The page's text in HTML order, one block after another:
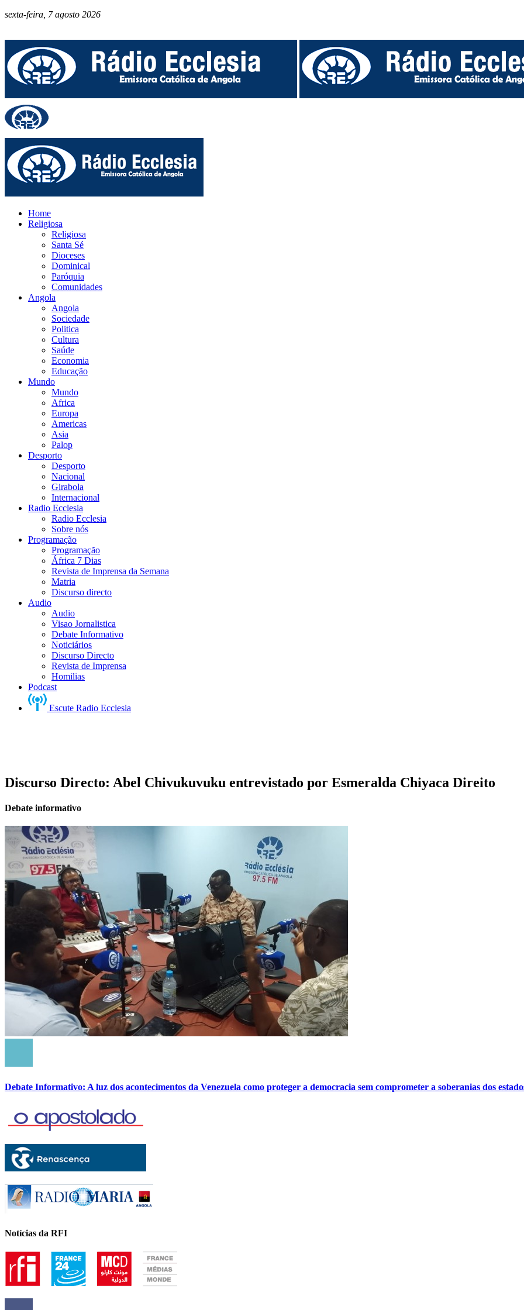
sexta-feira, 7 agosto 2026
Home
Religiosa
Religiosa
Santa Sé
Dioceses
Dominical
Paróquia
Comunidades
Angola
Angola
Sociedade
Politica
Cultura
Saúde
Economia
Educação
Mundo
Mundo
Africa
Europa
Americas
Asia
Palop
Desporto
Desporto
Nacional
Girabola
Internacional
Radio Ecclesia
Radio Ecclesia
Sobre nós
Programação
Programação
África 7 Dias
Revista de Imprensa da Semana
Matria
Discurso directo
Audio
Audio
Visao Jornalistica
Debate Informativo
Noticiários
Discurso Directo
Revista de Imprensa
Homilias
Podcast
Escute Radio Ecclesia
Discurso Directo: Abel Chivukuvuku entrevistado por Esmeralda Chiyaca Direito
Debate informativo
Debate Informativo: A luz dos acontecimentos da Venezuela como proteger a democracia sem comprometer a soberanias dos
Notícias da RFI